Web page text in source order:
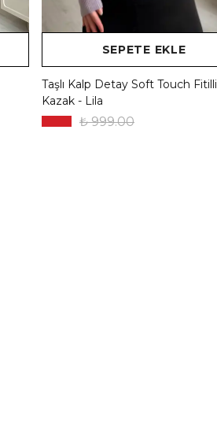
SEPETE EKLE
Taşlı Kalp Detay Soft Touch Fitilli
Kazak - Lila
%50
₺ 999.00